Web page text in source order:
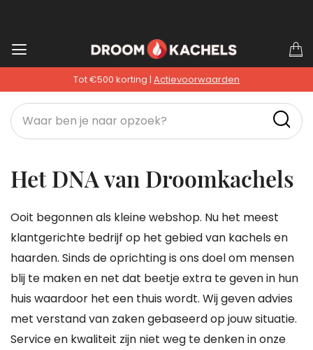
Ga
inhoud
Tot €500 korting | Actievoorwaarden
Het DNA van Droomkachels
Ooit begonnen als kleine webshop. Nu het meest
klantgerichte bedrijf op het gebied van kachels en
haarden. Sinds de oprichting is ons doel om mensen
blij te maken en net dat beetje extra te geven in hun
huis waardoor het een thuis wordt. Wij geven advies
met verstand van zaken gebaseerd op jouw situatie.
Service en kwaliteit zijn niet weg te denken in onze